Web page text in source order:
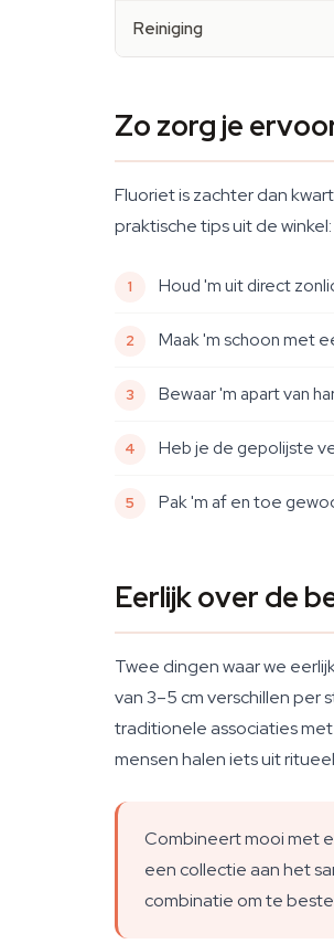
Reiniging
Zo zorg je
Fluoriet is zachter dan
praktische tips uit de winkel:
Houd 'm uit direct
Maak 'm schoon met
Bewaar 'm apart van
Heb je de gepolijste
Pak 'm af en toe
Eerlijk over de
Twee dingen waar we
van 3–5 cm verschillen per
traditionele associaties
mensen halen iets uit
Combineert mooi met
een collectie aan het
combinatie om te